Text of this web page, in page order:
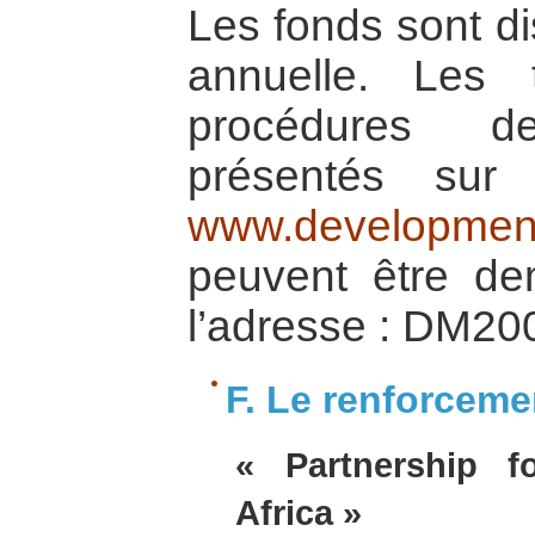
Les fonds sont
annuelle. Les
procédures
présentés
peuvent être
l’adresse :
F. Le
« Partnership
Africa »